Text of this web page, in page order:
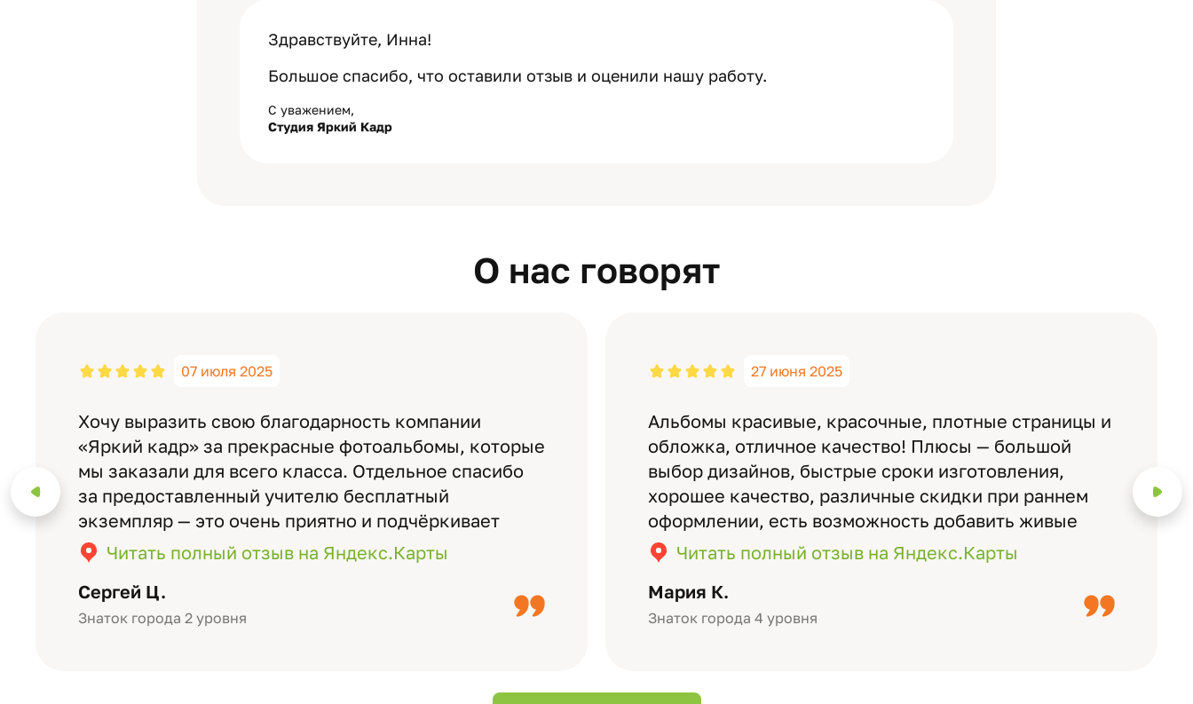
Здравствуйте, Инна!
Большое спасибо, что оставили отзыв и оценили нашу работу.
С уважением,
Студия Яркий Кадр
О нас говорят
Сергей Ц.
Знаток города 2 уровня
07 июля 2025
Хочу выразить свою благодарность компании
«Яркий кадр» за прекрасные фотоальбомы, которые
мы заказали для всего класса. Отдельное спасибо
за предоставленный учителю бесплатный
экземпляр — это очень приятно и подчёркивает
значимость события. Качество альбомов на высшем
уровне: плотная бумага, красивый дизайн….
Читать полный отзыв на Яндекс.Карты
Мария К.
Знаток города 4 уровня
27 июня 2025
Альбомы красивые, красочные, плотные страницы и
обложка, отличное качество! Плюсы — большой
выбор дизайнов, быстрые сроки изготовления,
хорошее качество, различные скидки при раннем
оформлении, есть возможность добавить живые
кадры (потом можно смотреть через телефон
короткое видео с детьми, воспитателями).
Небольшой…
Читать полный отзыв на Яндекс.Карты